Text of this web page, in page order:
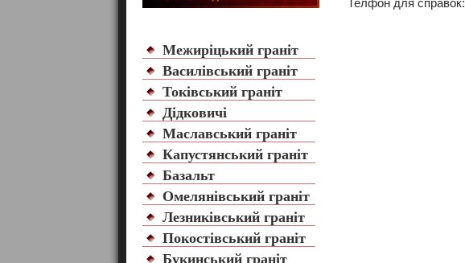
Межиріцький граніт
Василівський граніт
Токівський граніт
Дідковичі
Маславський граніт
Капустянський граніт
Базальт
Омелянівський граніт
Лезниківський граніт
Покостівський граніт
Букинський граніт
Телфон для справок: